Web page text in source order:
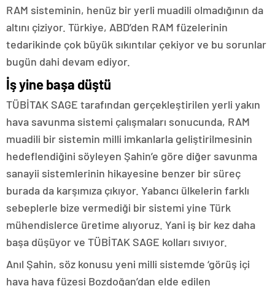
RAM sisteminin, henüz bir yerli muadili olmadığının da
altını çiziyor. Türkiye, ABD’den RAM füzelerinin
tedarikinde çok büyük sıkıntılar çekiyor ve bu sorunlar
bugün dahi devam ediyor.
İş yine başa düştü
TÜBİTAK SAGE tarafından gerçekleştirilen yerli yakın
hava savunma sistemi çalışmaları sonucunda, RAM
muadili bir sistemin milli imkanlarla geliştirilmesinin
hedeflendiğini söyleyen Şahin’e göre diğer savunma
sanayii sistemlerinin hikayesine benzer bir süreç
burada da karşımıza çıkıyor. Yabancı ülkelerin farklı
sebeplerle bize vermediği bir sistemi yine Türk
mühendislerce üretime alıyoruz. Yani iş bir kez daha
başa düşüyor ve TÜBİTAK SAGE kolları sıvıyor.
Anıl Şahin, söz konusu yeni milli sistemde ‘görüş içi
hava hava füzesi Bozdoğan’dan elde edilen